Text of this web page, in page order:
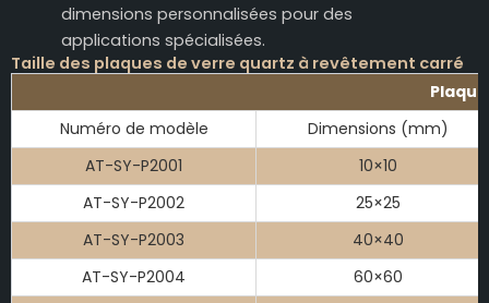
dimensions personnalisées pour des
applications spécialisées.
Taille des plaques de verre quartz à revêtement carré
Numéro de modèle
Dimensions (mm)
AT-SY-P2001
10×10
AT-SY-P2002
25×25
AT-SY-P2003
40×40
AT-SY-P2004
60×60